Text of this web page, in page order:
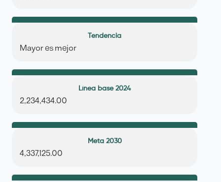
Tendencia
Mayor es mejor
Línea base 2024
2,234,434.00
Meta 2030
4,337,125.00